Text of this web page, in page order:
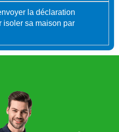
la déclaration
isoler sa maison par